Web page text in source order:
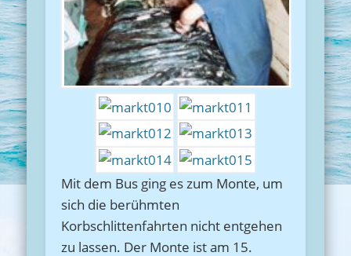
Mit dem Bus ging es zum Monte, um
sich die berühmten
Korbschlittenfahrten nicht entgehen
zu lassen. Der Monte ist am 15.